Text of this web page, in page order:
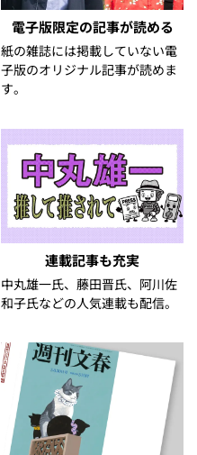
電子版限定の記事が読める
紙の雑誌には掲載していない電
子版のオリジナル記事が読めま
す。
連載記事も充実
中丸雄一氏、藤田晋氏、阿川佐
和子氏などの人気連載も配信。